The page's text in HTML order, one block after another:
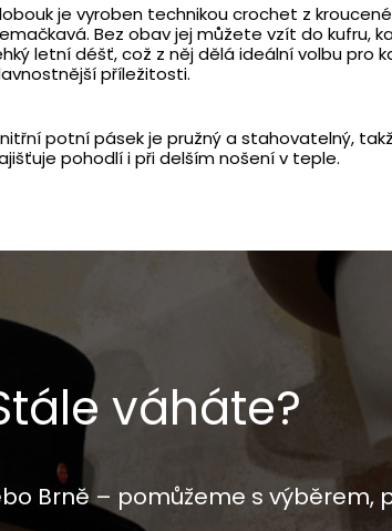
je vyroben technikou crochet z
Bez obav jej můžete vzít do kufru,
letní déšť, což z něj dělá ideální volbu pro
příležitosti.
potní pásek je pružný a stahovatelný,
pohodlí i při delším nošení v teple.
váháte?
Brně – pomůžeme s výběrem,